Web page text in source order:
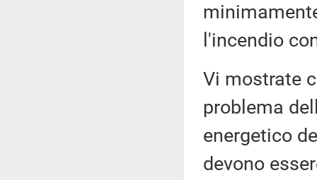
l'incendio
Vi mostrate
problema
energetico
devono